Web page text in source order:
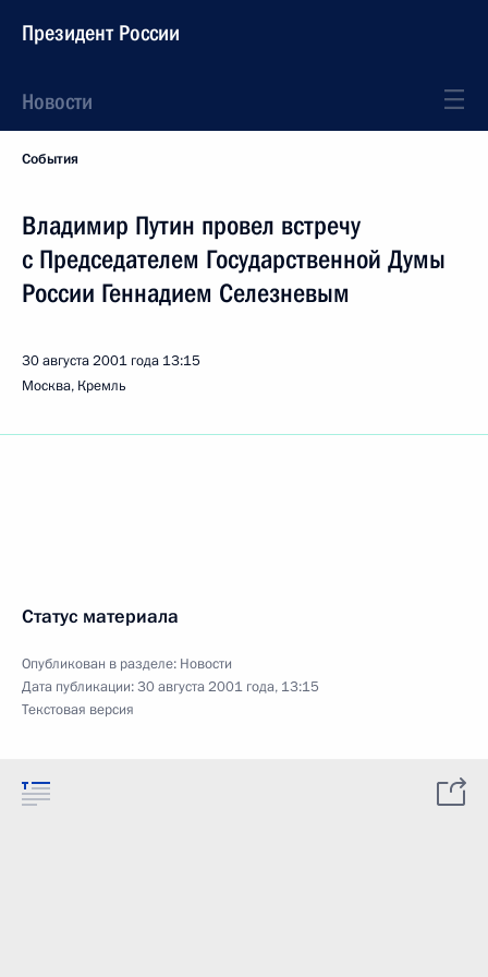
Президент России
Новости
События
Владимир Путин провел встречу
с Председателем Государственной Думы
России Геннадием Селезневым
30 августа 2001 года 13:15
Москва, Кремль
Статус материала
Опубликован в разделе: Новости
Дата публикации:30 августа 2001 года, 13:15
Текстовая версия